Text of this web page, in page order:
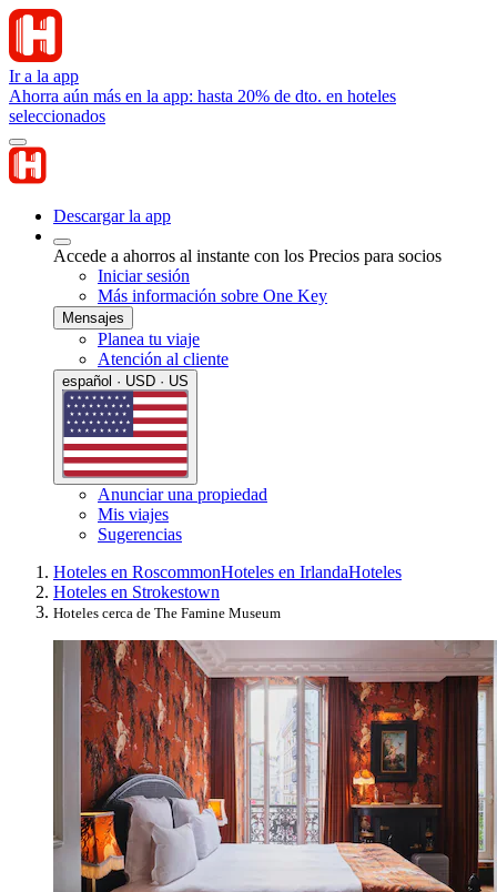
Ir a la app
Ahorra aún más en la app: hasta 20% de dto. en hoteles
seleccionados
Descargar la app
Accede a ahorros al instante con los Precios para socios
Iniciar sesión
Más información sobre One Key
Mensajes
Planea tu viaje
Atención al cliente
español · USD · US
Anunciar una propiedad
Mis viajes
Sugerencias
Hoteles en RoscommonHoteles en IrlandaHoteles
Hoteles en Strokestown
Hoteles cerca de The Famine Museum